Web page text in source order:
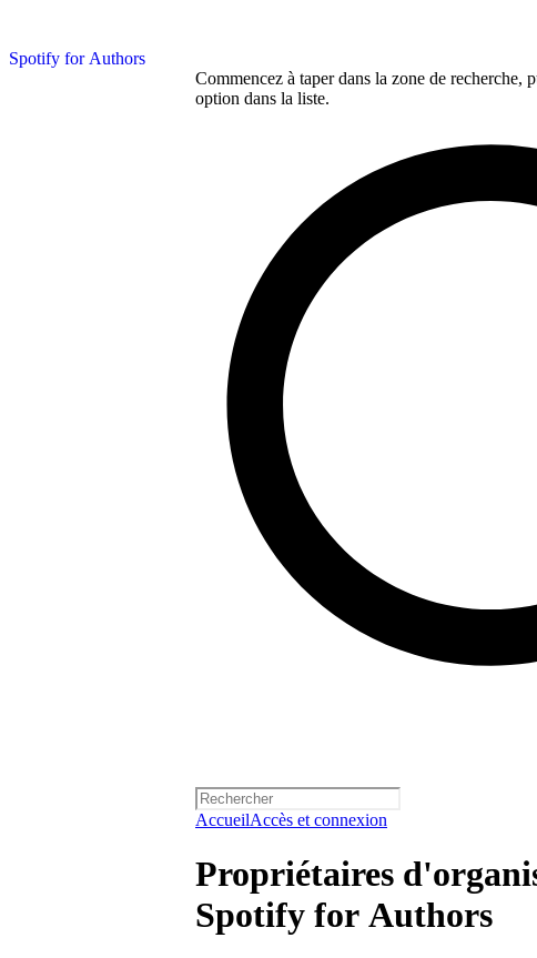
Spotify for Authors
Commencez à taper dans la zone de
option dans la liste.
AccueilAccès et connexion
Propriétaires
Spotify for Authors